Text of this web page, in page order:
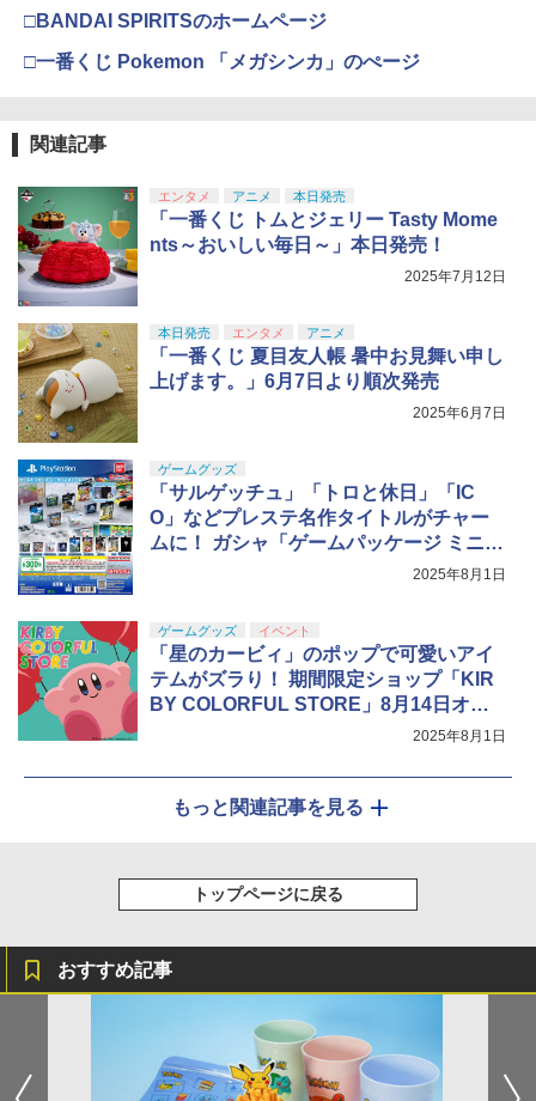
□BANDAI SPIRITSのホームページ
□一番くじ Pokemon 「メガシンカ」のぺージ
関連記事
エンタメ アニメ 本日発売
「一番くじ トムとジェリー Tasty Mome
nts～おいしい毎日～」本日発売！
2025年7月12日
本日発売 エンタメ アニメ
「一番くじ 夏目友人帳 暑中お見舞い申し
上げます。」6月7日より順次発売
2025年6月7日
ゲームグッズ
「サルゲッチュ」「トロと休日」「IC
O」などプレステ名作タイトルがチャー
ムに！ ガシャ「ゲームパッケージ ミニチ
ュアチャーム SIE編」8月下旬発売2025年8月1日
ゲームグッズ イベント
「星のカービィ」のポップで可愛いアイ
テムがズラり！ 期間限定ショップ「KIR
BY COLORFUL STORE」8月14日オー
2025年8月1日
もっと関連記事を見る
トップページに戻る
おすすめ記事